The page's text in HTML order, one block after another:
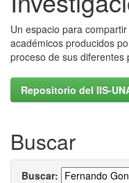
Un espacio para
académicos producidos
proceso de sus diferentes
Repositorio del IIS-
Buscar
Buscar: